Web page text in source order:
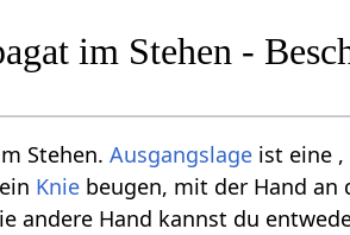
im Stehen -
Stehen.Ausgangslage ist eine
Knie beugen, mit der Hand an
andere Hand kannst du